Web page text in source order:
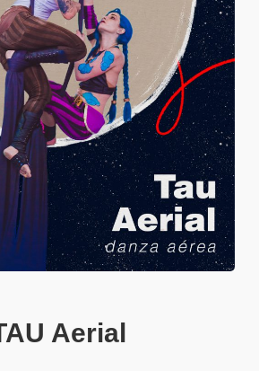
Aerial